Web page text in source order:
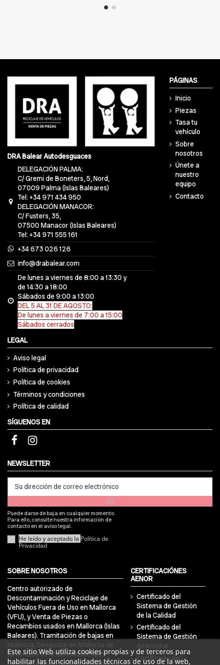
DRA Balear Autodesguaces
DELEGACIÓN PALMA:
C/ Gremi de Boneters, 5, Nord,
07009 Palma (Islas Baleares)
Tel: +34 971 434 950
DELEGACIÓN MANACOR:
C/ Fusters, 35,
07500 Manacor (Islas Baleares)
Tel: +34 971 555 161
+34 673 026 126
info@drabalear.com
De lunes a viernes de 8:00 a 13:30 y
de 14:30 a 18:00
Sábados de 9:00 a 13:00
DEL 5 AL 31 DE AGOSTO:
De lunes a viernes de 7:00 a 15:00
Sábados cerrados
PÁGINAS
Inicio
Piezas
Tasa tu
vehículo
Sobre
nosotros
Únete a
nuestro
equipo
Contacto
LEGAL
Aviso legal
Política de privacidad
Política de cookies
Términos y condiciones
Política de calidad
Este sitio Web utiliza cookies propias y de terceros para
habilitar las funcionalidades técnicas de uso de la web,
SÍGUENOS EN
NEWSLETTER
Puede darse de baja en cualquier momento.
Para ello, consulte nuestra información de
contacto en el aviso legal.
He leído y aceptado la Política de
Privacidad
SOBRE NOSOTROS
Centro autorizado de
Descontaminación y Reciclaje de
Vehículos Fuera de Uso en Mallorca
(VFU), y Venta de Piezas o
Recambios usados en Mallorca (Islas
Baleares). Tramitación de bajas en
Mallorca, Desguace en Mallorca de
turismos y vehículos industriales.
CERTIFICACIÓNES
AENOR
Certificado del
Sistema de Gestión
de la Calidad
Certificado del
Sistema de Gestión
Ambiental
Certificado del